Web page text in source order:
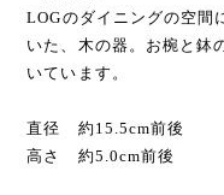
LOGのダイニングの空間
いた、木の器。お椀と鉢
いています。
直径 約15.5cm前後
高さ 約5.0cm前後